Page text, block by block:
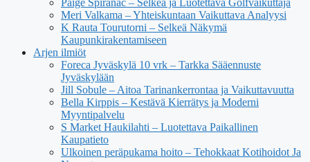
Paige Spiranac – Selkeä ja Luotettava Golfvaikuttaja
Meri Valkama – Yhteiskuntaan Vaikuttava Analyysi
K Rauta Tourutorni – Selkeä Näkymä
Kaupunkirakentamiseen
Arjen ilmiöt
Foreca Jyväskylä 10 vrk – Tarkka Sääennuste
Jyväskylään
Jill Sobule – Aitoa Tarinankerrontaa ja Vaikuttavuutta
Bella Kirppis – Kestävä Kierrätys ja Moderni
Myyntipalvelu
S Market Haukilahti – Luotettava Paikallinen
Kaupatieto
Ulkoinen peräpukama hoito – Tehokkaat Kotihoidot Ja